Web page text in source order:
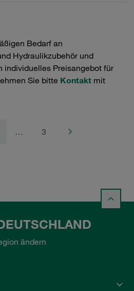
Bedarf an
Hydraulikzubehör und
individuelles Preisangebot für
Sie bitte Kontakt mit
… 3
ändern